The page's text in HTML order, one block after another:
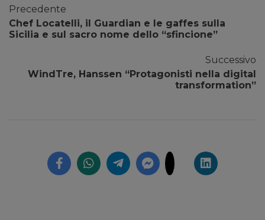
Precedente
Chef Locatelli, il Guardian e le gaffes sulla
Sicilia e sul sacro nome dello “sfincione”
Successivo
WindTre, Hanssen “Protagonisti nella digital
transformation”